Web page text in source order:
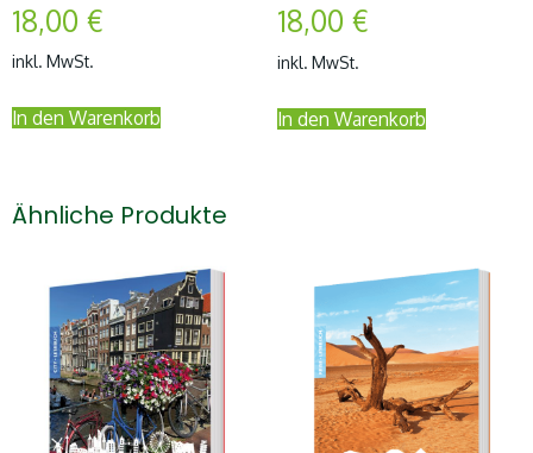
18,00 €
inkl. MwSt.
In den Warenkorb
18,00 €
inkl. MwSt.
In den Warenkorb
Ähnliche Produkte